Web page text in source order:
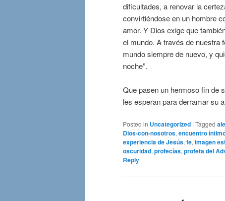
dificultades, a renovar la
convirtiéndose en un hombre
amor. Y Dios exige que
el mundo. A través de nuestra
mundo siempre de nuevo, y
noche”.
Que pasen un hermoso fin de
les esperan para derramar su
Posted in Uncategorized | Tagged
Dios-con-nosotros,encuentro
experiencia de Jesús,fe,imagen
oscuridad,profecías,profeta del
Reply